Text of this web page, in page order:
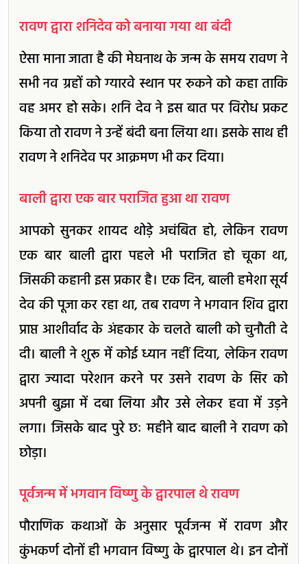
रावण द्वारा शनिदेव को बनाया गया था बंदी
ऐसा माना जाता है की मेघनाथ के जन्म के समय रावण ने
सभी नव ग्रहों को ग्यारवे स्थान पर रुकने को कहा ताकि
वह अमर हो सके। शनि देव ने इस बात पर विरोध प्रकट
किया तो रावण ने उन्हें बंदी बना लिया था। इसके साथ ही
रावण ने शनिदेव पर आक्रमण भी कर दिया।
बाली द्वारा एक बार पराजित हुआ था रावण
आपको सुनकर शायद थोड़े अचंबित हो, लेकिन रावण
एक बार बाली द्वारा पहले भी पराजित हो चूका था,
जिसकी कहानी इस प्रकार है। एक दिन, बाली हमेशा सूर्य
देव की पूजा कर रहा था, तब रावण ने भगवान शिव द्वारा
प्राप्त आशीर्वाद के अंहकार के चलते बाली को चुनौती दे
दी। बाली ने शुरू में कोई ध्यान नहीं दिया, लेकिन रावण
द्वारा ज्यादा परेशान करने पर उसने रावण के सिर को
अपनी बुझा में दबा लिया और उसे लेकर हवा में उड़ने
लगा। जिसके बाद पुरे छः महीने बाद बाली ने रावण को
छोड़ा।
पूर्वजन्म में भगवान विष्णु के द्वारपाल थे रावण
पौराणिक कथाओं के अनुसार पूर्वजन्म में रावण और
कुंभकर्ण दोनों ही भगवान विष्णु के द्वारपाल थे। इन दोनों